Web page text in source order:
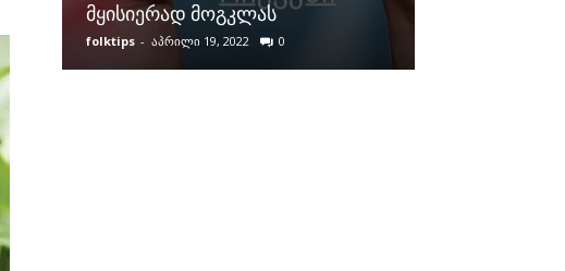
მყისიერად მოგკლას
folktips - აპრილი 19, 2022 0